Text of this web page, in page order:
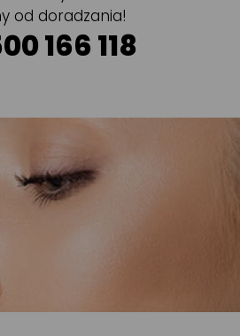
od doradzania!
166 118